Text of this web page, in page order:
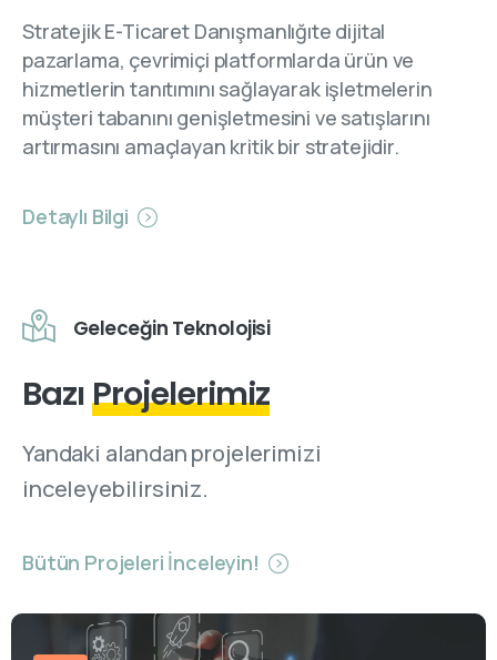
Stratejik E-Ticaret Danışmanlığıte dijital
pazarlama, çevrimiçi platformlarda ürün ve
hizmetlerin tanıtımını sağlayarak işletmelerin
müşteri tabanını genişletmesini ve satışlarını
artırmasını amaçlayan kritik bir stratejidir.
Detaylı Bilgi
Geleceğin Teknolojisi
BazıProjelerimiz
Yandaki alandan projelerimizi
inceleyebilirsiniz.
Bütün Projeleri İnceleyin!